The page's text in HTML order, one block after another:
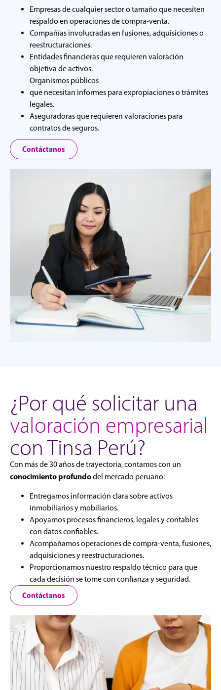
Empresas de cualquier sector o tamaño que necesiten
respaldo en operaciones de compra-venta.
Compañías involucradas en fusiones, adquisiciones o
reestructuraciones.
Entidades financieras que requieren valoración
objetiva de activos.
Organismos públicos
que necesitan informes para expropiaciones o trámites
legales.
Aseguradoras que requieren valoraciones para
contratos de seguros.
Contáctanos
¿Por qué solicitar una
valoración empresarial
con Tinsa Perú?
Con más de 30 años de trayectoria, contamos con un
conocimiento profundodel mercado peruano:
Entregamos información clara sobre activos
inmobiliarios y mobiliarios.
Apoyamos procesos financieros, legales y contables
con datos confiables.
Acompañamos operaciones de compra-venta, fusiones,
adquisiciones y reestructuraciones.
Proporcionamos nuestro respaldo técnico para que
cada decisión se tome con confianza y seguridad.
Contáctanos